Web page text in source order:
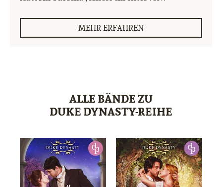
MEHR ERFAHREN
ALLE BÄNDE ZU
DUKE DYNASTY-REIHE